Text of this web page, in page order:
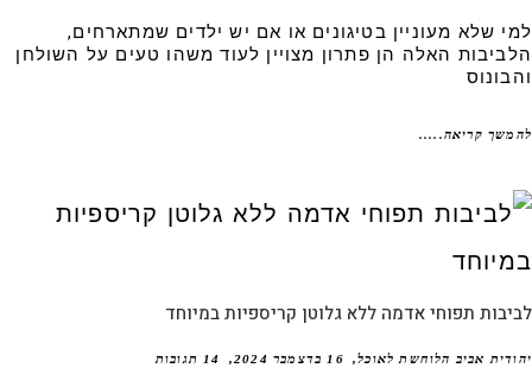
שלא מעוניין בטיגונים או אם יש ילדים שמתארחים,
האלה הן פתרון מצויין לעוד משהו טעים על השולחן
קריאה.....
תפוחי אדמה ללא גלוטן קריספיות במיוחד
אביב הלוחשת לאוכל 16 בדצמבר 2024 14 תגובות